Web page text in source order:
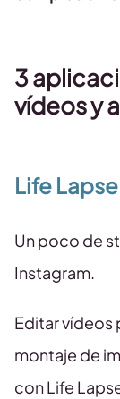
3
vídeos y
Life
Un poco de
Instagram.
Editar vídeos
montaje de
con Life